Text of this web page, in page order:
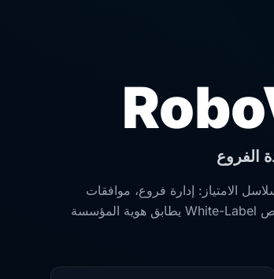
الفروع
الامتياز: إدارة فروع، موافقات
متعددة المستويات، سجل تدقيق كامل، وتخصيص White-Label يطابق هوية المؤسسة